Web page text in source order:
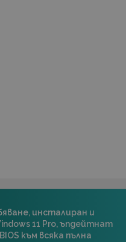
инсталиран и
11 Pro, ъпдейтнат
към всяка пълна